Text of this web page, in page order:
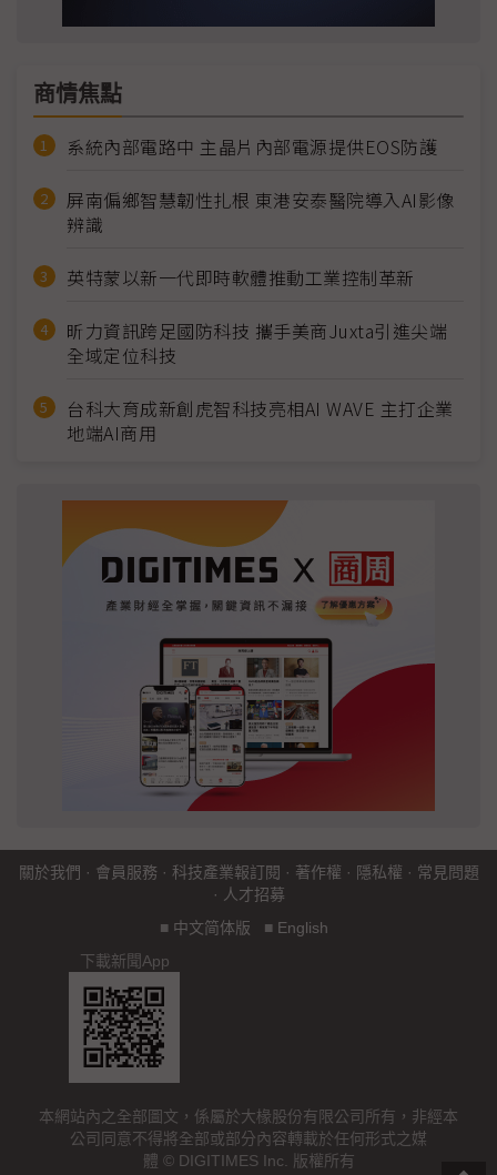
商情焦點
系統內部電路中 主晶片內部電源提供EOS防護
屏南偏鄉智慧韌性扎根 東港安泰醫院導入AI影像
辨識
英特蒙以新一代即時軟體推動工業控制革新
昕力資訊跨足國防科技 攜手美商Juxta引進尖端
全域定位科技
台科大育成新創虎智科技亮相AI WAVE 主打企業
地端AI商用
關於我們 · 會員服務 · 科技產業報訂閱 · 著作權 · 隱私權 · 常見問題
· 人才招募
■ 中文简体版 ■ English
下載新聞App
本網站內之全部圖文，係屬於大椽股份有限公司所有，非經本
公司同意不得將全部或部分內容轉載於任何形式之媒
體 © DIGITIMES Inc. 版權所有